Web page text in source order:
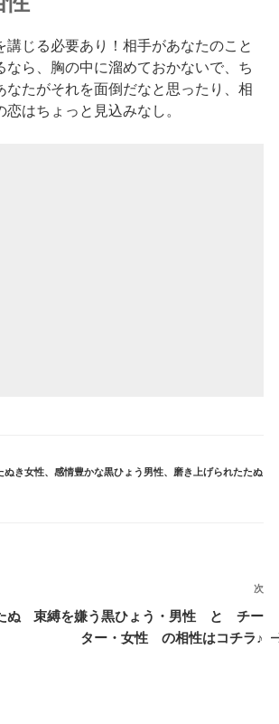
じる必要あり！相手があなたのこと
ら、胸の中に溜めておかないで、ち
なたがそれを面倒だなと思ったり、相
はちょっと見込みなし。
ぬき女性、 感情豊かな黒ひょう男性、
磨き上げられたたぬ
ぬ
次
の
投
次
束縛を嫌う黒ひょう・男性 と チー
ター・女性 の相性はコチラ♪